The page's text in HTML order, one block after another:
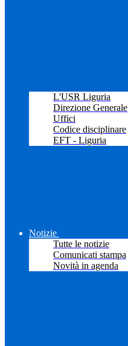
L'USR Liguria
Direzione Generale
Uffici
Codice disciplinare
EFT - Liguria
Notizie
Tutte le notizie
Comunicati stampa
Novità in agenda